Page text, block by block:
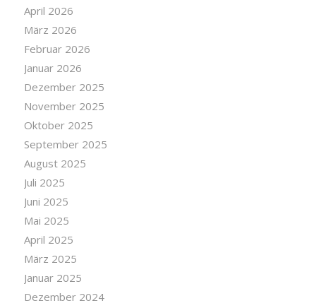
April 2026
März 2026
Februar 2026
Januar 2026
Dezember 2025
November 2025
Oktober 2025
September 2025
August 2025
Juli 2025
Juni 2025
Mai 2025
April 2025
März 2025
Januar 2025
Dezember 2024